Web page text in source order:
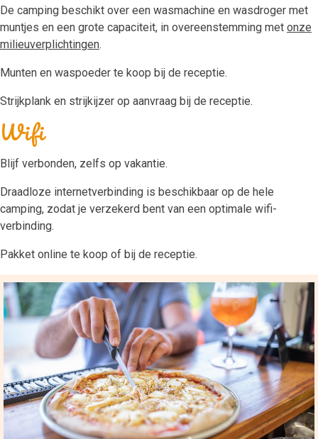
De camping beschikt over een wasmachine en wasdroger met
muntjes en een grote capaciteit, in overeenstemming met onze
milieuverplichtingen.
Munten en waspoeder te koop bij de receptie.
Strijkplank en strijkijzer op aanvraag bij de receptie.
Wifi
Blijf verbonden, zelfs op vakantie.
Draadloze internetverbinding is beschikbaar op de hele
camping, zodat je verzekerd bent van een optimale wifi-
verbinding.
Pakket online te koop of bij de receptie.